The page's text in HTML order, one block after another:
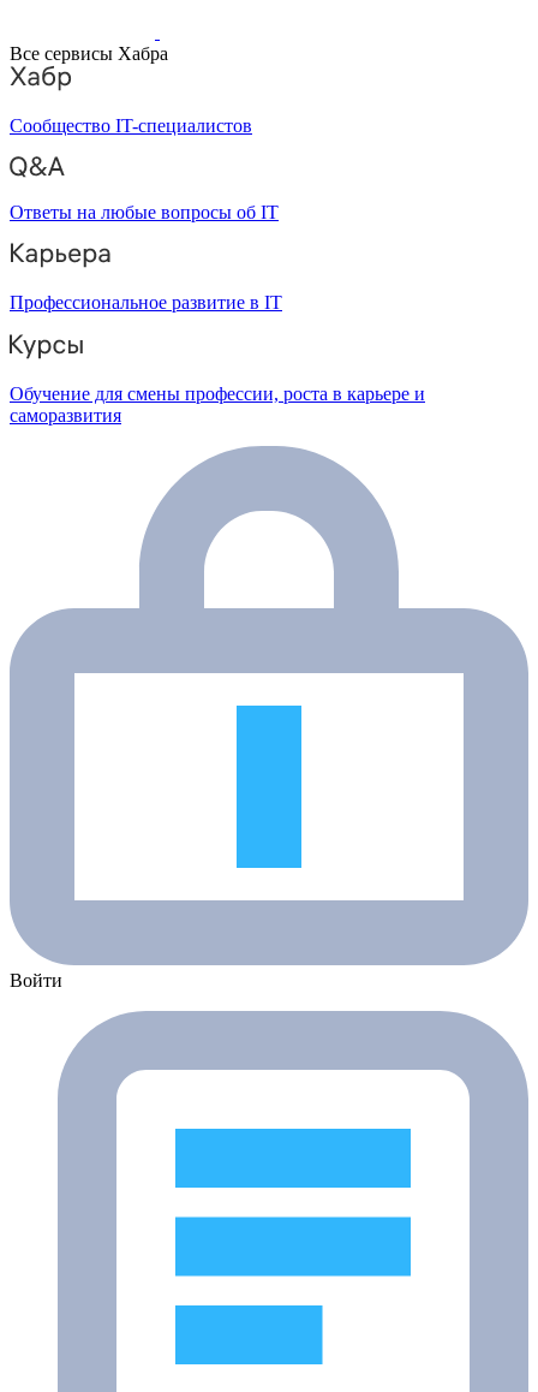
Все сервисы Хабра
Сообщество IT-специалистов
Ответы на любые вопросы об IT
Профессиональное развитие в IT
Обучение для смены профессии, роста в карьере и
саморазвития
Войти